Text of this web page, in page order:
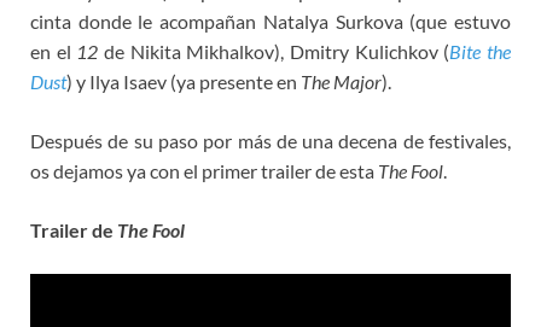
cinta donde le acompañan Natalya Surkova (que estuvo
en el 12 de Nikita Mikhalkov), Dmitry Kulichkov (Bite the
Dust) y Ilya Isaev (ya presente en The Major).
Después de su paso por más de una decena de festivales,
os dejamos ya con el primer trailer de esta The Fool.
Trailer de The Fool